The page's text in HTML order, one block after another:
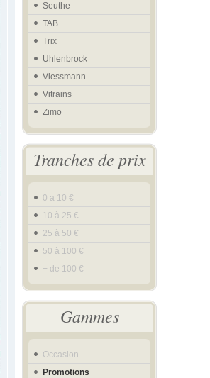
Seuthe
TAB
Trix
Uhlenbrock
Viessmann
Vitrains
Zimo
Tranches de prix
0 a 10 €
10 à 25 €
25 à 50 €
50 à 100 €
+ de 100 €
Gammes
Occasion
Promotions